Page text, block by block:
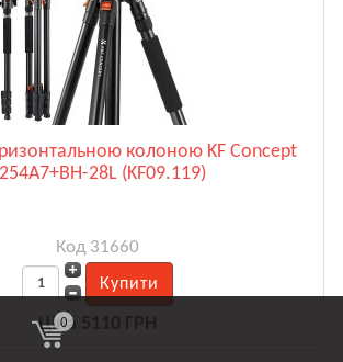
колоною KF Concept
28L (KF09.119)
Код 31660
Ціна 5110 ГРН
0